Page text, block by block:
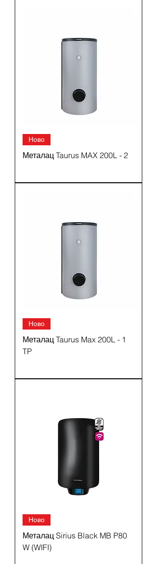
Ново
Металац Taurus MAX 200L - 2
Ново
Металац Taurus Max 200L - 1
TP
Ново
Металац Sirius Black MB P80
W (WIFI)